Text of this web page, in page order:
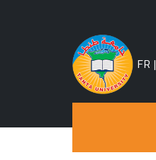
|
FR